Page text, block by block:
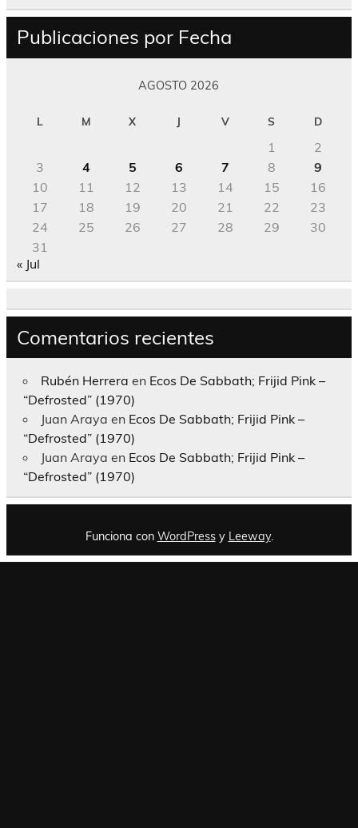
Publicaciones por Fecha
AGOSTO 2026
L M X J V S D
1
2
3
4 5 6 7 8
9
10
11 12 13 14 15
16
17
18 19 20 21 22
23
24
25 26 27 28 29
30
31
« Jul
Comentarios recientes
Rubén Herrera en Ecos De Sabbath; Frijid Pink –
“Defrosted” (1970)
Juan Araya en Ecos De Sabbath; Frijid Pink –
“Defrosted” (1970)
Juan Araya en Ecos De Sabbath; Frijid Pink –
“Defrosted” (1970)
Funciona con WordPressy Leeway.